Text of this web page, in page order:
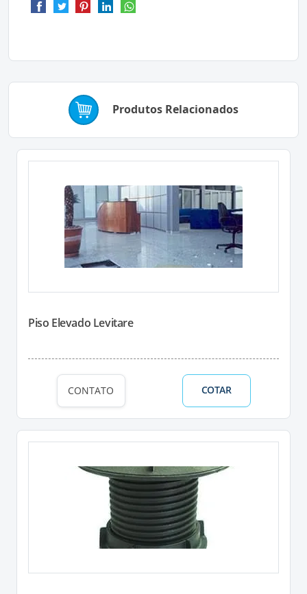
Produtos Relacionados
Piso Elevado Levitare
CONTATO COTAR